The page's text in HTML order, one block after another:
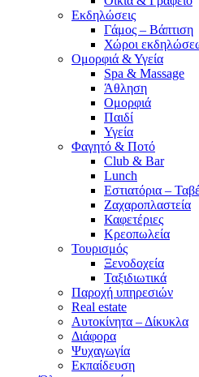
Εκδηλώσεις
Γάμος – Βάπτιση
Χώροι
Ομορφιά & Υγεία
Spa & Massage
Άθληση
Ομορφιά
Παιδί
Υγεία
Φαγητό & Ποτό
Club & Bar
Lunch
Εστιατόρια –
Ζαχαροπλαστεία
Καφετέριες
Κρεοπωλεία
Τουρισμός
Ξενοδοχεία
Ταξιδιωτικά
Παροχή υπηρεσιών
Real estate
Αυτοκίνητα – Δίκυκλα
Διάφορα
Ψυχαγωγία
Εκπαίδευση